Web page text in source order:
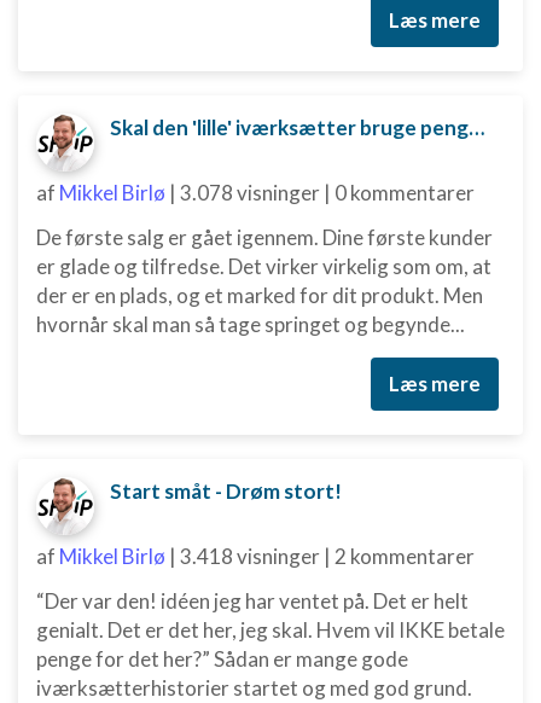
Læs mere
Skal den 'lille' iværksætter bruge penge på digital marketing?
af Mikkel Birlø | 3.078 visninger | 0 kommentarer
De første salg er gået igennem. Dine første kunder
er glade og tilfredse. Det virker virkelig som om, at
der er en plads, og et marked for dit produkt. Men
hvornår skal man så tage springet og begynde...
Læs mere
Start småt - Drøm stort!
af Mikkel Birlø | 3.418 visninger | 2 kommentarer
“Der var den! idéen jeg har ventet på. Det er helt
genialt. Det er det her, jeg skal. Hvem vil IKKE betale
penge for det her?” Sådan er mange gode
iværksætterhistorier startet og med god grund.